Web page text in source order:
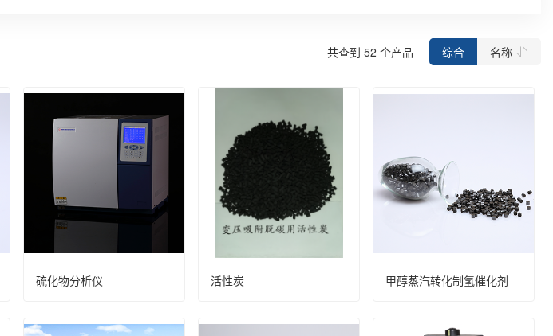
共查到 52 个产品 综合 名称
硫化物分析仪 活性炭 甲醇蒸汽转化制氢催化剂